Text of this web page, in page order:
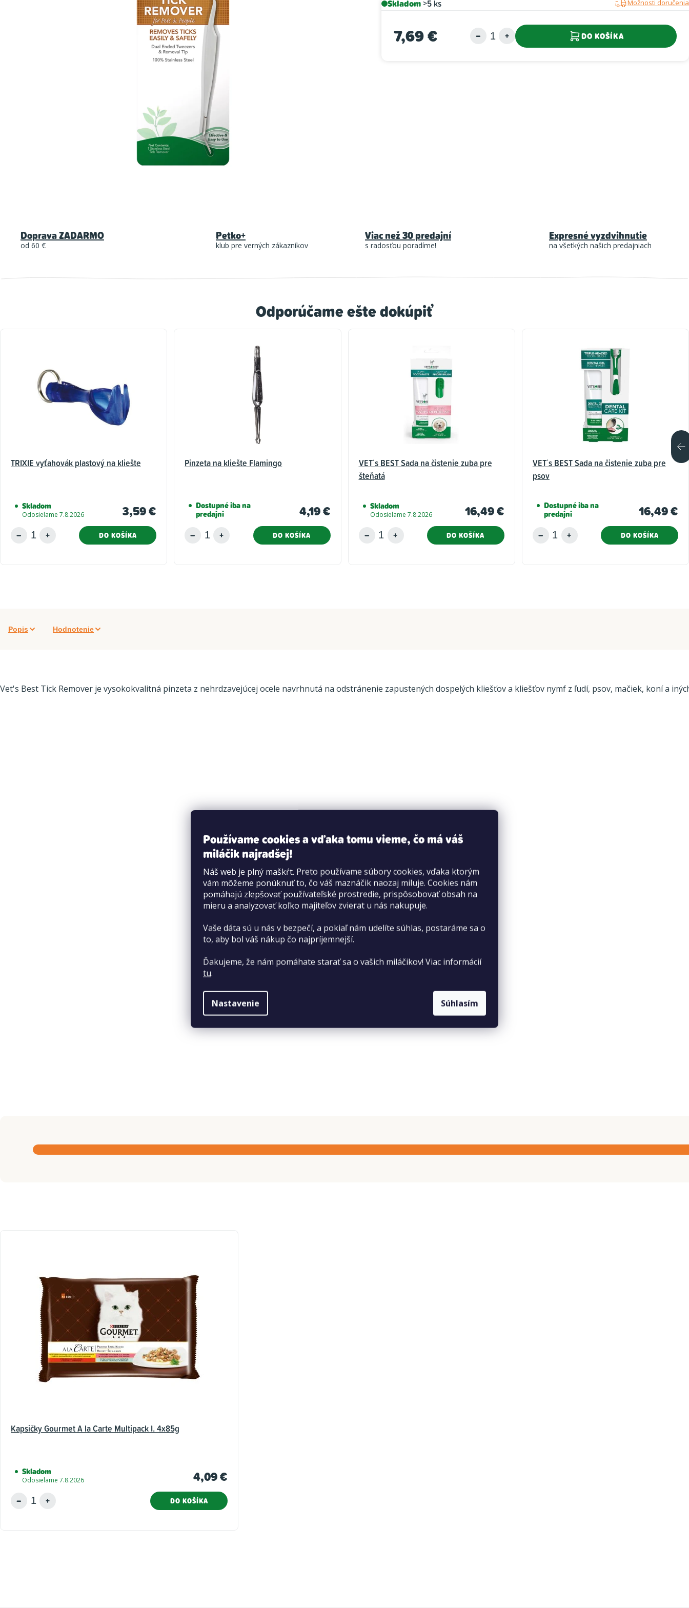
Používame cookies a vďaka tomu vieme, čo má váš
miláčik najradšej!
Náš web je plný maškŕt. Preto používame súbory cookies, vďaka ktorým
vám môžeme ponúknuť to, čo váš maznáčik naozaj miluje. Cookies nám
pomáhajú zlepšovať používateľské prostredie, prispôsobovať obsah na
mieru a analyzovať koľko majiteľov zvierat u nás nakupuje.
Vaše dáta sú u nás v bezpečí, a pokiaľ nám udelíte súhlas, postaráme sa o
to, aby bol váš nákup čo najpríjemnejší.
Ďakujeme, že nám pomáhate starať sa o vašich miláčikov! Viac informácií
tu.
Nastavenie Súhlasím
jeSkladom>5 ks Možnosti doručenia
7,69 € DO KOŠÍKA
Odporúčame ešte dokúpiť
TRIXIE vyťahovák plastový na kliešte
Skladom
Odosielame 7.8.2026 3,59 €
DO KOŠÍKA
Pinzeta na kliešte Flamingo
Dostupné iba na
predajni 4,19 €
DO KOŠÍKA
VET´s BEST Sada na čistenie zuba pre
šteňatá
Skladom
Odosielame 7.8.2026 16,49 €
DO KOŠÍKA
VET´s BEST Sada na čistenie zuba pre
psov
Dostupné iba na
predajni 16,49 €
DO KOŠÍKA
Doprava ZADARMO
od 60 €
Petko+
klub pre verných zákazníkov
Viac než 30 predajní
s radosťou poradíme!
Expresné vyzdvihnutie
na všetkých našich predajniach
Popis Hodnotenie
Vet's Best Tick Remover je vysokokvalitná pinzeta z nehrdzavejúcej ocele navrhnutá na odstránenie zapustených dospelých kliešťov a kliešťov nymf z ľudí, psov, mačiek, koní
Kapsičky Gourmet A la Carte Multipack I. 4x85g
Skladom
Odosielame 7.8.2026 4,09 €
DO KOŠÍKA